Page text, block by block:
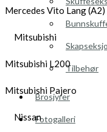
Tilbehør
Brosjyrer
Fotogalleri
Mercedes Vito Lang (A2)
Mitsubishi
Mitsubishi L200
Mitsubishi Pajero
Nissan